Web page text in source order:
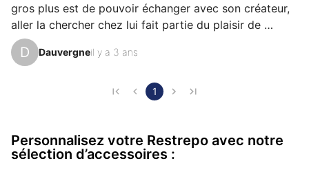
gros plus est de pouvoir échanger avec son créateur,
aller la chercher chez lui fait partie du plaisir de
l'achat. C'est un grand designer, il s'est illustré dans la
parfumerie. Ses montrent cassent pas mal de code
de la forme elliptique un peu oubliée de l'horlogerie. Si
trop épais, c'est gênant pour trava…
D Dauvergneil y a 3 ans
1
Personnalisez votre Restrepo avec notre
sélection d’accessoires :